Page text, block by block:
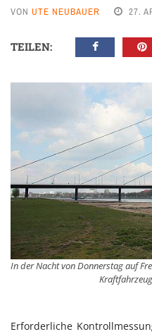
VON UTE NEUBAUER 27.
TEILEN:
In der Nacht von Donnerstag auf
Erforderliche